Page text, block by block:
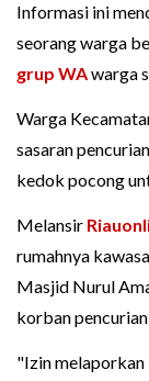
Informasi ini
seorang warga
grup WAwarga
Warga
sasaran
kedok pocong
Melansir
rumahnya
Masjid Nurul
korban
"Izin melaporkan